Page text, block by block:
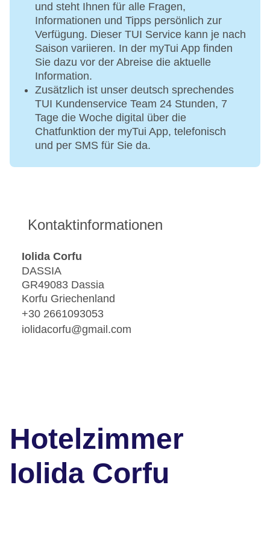
und steht Ihnen für alle Fragen,
Informationen und Tipps persönlich zur
Verfügung. Dieser TUI Service kann je nach
Saison variieren. In der myTui App finden
Sie dazu vor der Abreise die aktuelle
Information.
Zusätzlich ist unser deutsch sprechendes
TUI Kundenservice Team 24 Stunden, 7
Tage die Woche digital über die
Chatfunktion der myTui App, telefonisch
und per SMS für Sie da.
Kontaktinformationen
Iolida Corfu
DASSIA
GR49083 Dassia
Korfu Griechenland
+30 2661093053
iolidacorfu@gmail.com
Hotelzimmer
Iolida Corfu